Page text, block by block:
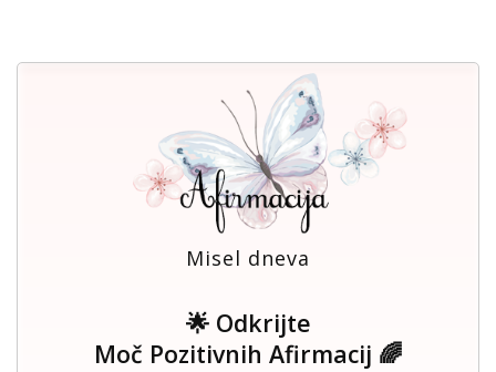
Misel dneva
🌟 Odkrijte
Moč Pozitivnih Afirmacij 🌈